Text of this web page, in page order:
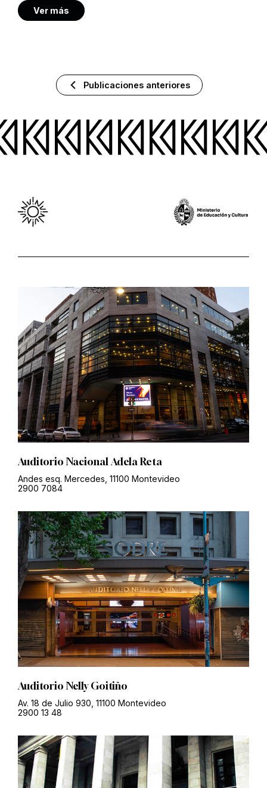
Ver más
Publicaciones anteriores
Auditorio Nacional Adela Reta
Andes esq. Mercedes, 11100 Montevideo
2900 7084
Auditorio Nelly Goitiño
Av. 18 de Julio 930, 11100 Montevideo
2900 13 48